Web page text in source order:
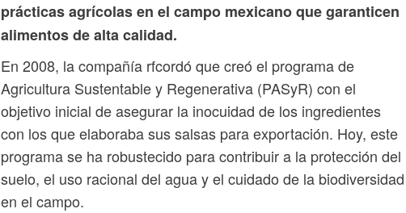
prácticas agrícolas en el campo mexicano que garanticen
alimentos de alta calidad.
En 2008, la compañía rfcordó que creó el programa de
Agricultura Sustentable y Regenerativa (PASyR) con el
objetivo inicial de asegurar la inocuidad de los ingredientes
con los que elaboraba sus salsas para exportación. Hoy, este
programa se ha robustecido para contribuir a la protección del
suelo, el uso racional del agua y el cuidado de la biodiversidad
en el campo.